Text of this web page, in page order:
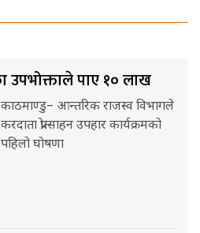
उपभोक्ताले पाए १० लाख
काठमाण्डु– आन्तरिक राजस्व विभागले
करदाता प्रोत्साहन उपहार कार्यक्रमको
पहिलो घोषणा